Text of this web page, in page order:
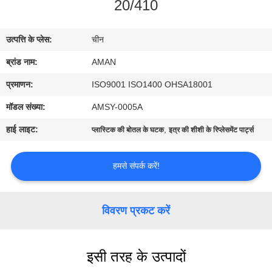
कारखाना
दौरा
गुणवत्ता
नियंत्रण
हमसे
संपर्क
20/410
उत्पत्ति के प्लेस: चीन
ब्रांड नाम: AMAN
प्रमाणन: ISO9001 ISO1400 OHSA18001
मॉडल संख्या: AMSY-0005A
हाई लाइट: प्लास्टिक की बोतल के घटक,इत्र की शीशी के रिप्लेसमेंट पार्ट्स
हमसे संपर्क करें!
विवरण प्रकट करें
इसी तरह के उत्पादों